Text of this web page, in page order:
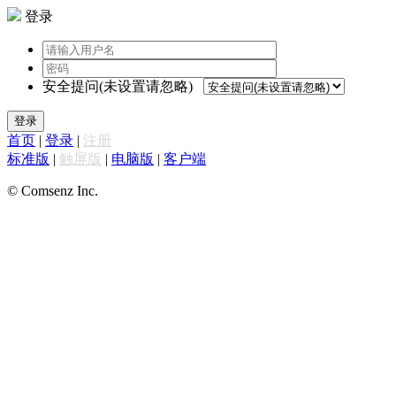
登录
安全提问(未设置请忽略)
登录
首页 | 登录 | 注册
标准版 | 触屏版 | 电脑版 | 客户端
© Comsenz Inc.